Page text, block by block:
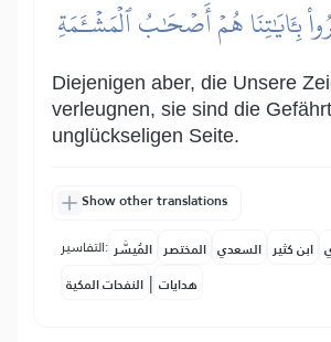
بِـَٔايَٰتِنَا هُمۡ أَصۡحَٰبُ ٱلۡمَشۡـَٔمَةِ
Diejenigen aber, die Unsere
verleugnen, sie sind die
unglückseligen Seite.
Show other translations
التفاسير: المُيسَّر المختصر السعدي ابن كثير
النفحات المكية | هدايات